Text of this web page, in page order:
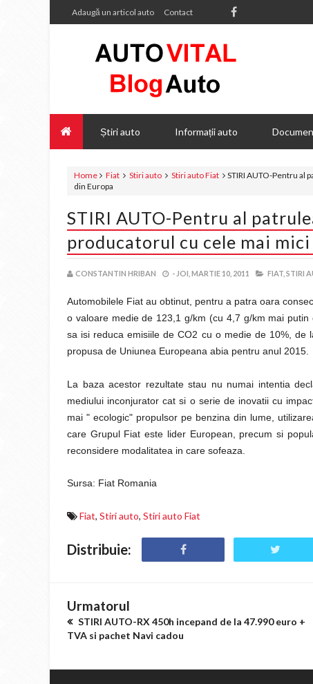
Adaugă un articol auto Contact
Știri auto Informații auto
Home Fiat Stiri auto Stiri auto Fiat
STIRI AUTO-Pentru al
din Europa
STIRI AUTO-Pentru al
producatorul cu cele mai
CONSTANTIN HRIBAN - JOI, MARTIE 10, 2011 FIAT, STIRI
Automobilele Fiat au obtinut, pentru a patra oara
o valoare medie de 123,1 g/km (cu 4,7 g/km mai
sa isi reduca emisiile de CO2 cu o medie de 10%,
propusa de Uniunea Europeana abia pentru anul 2015.
La baza acestor rezultate stau nu numai intentia
mediului inconjurator cat si o serie de inovatii cu
mai " ecologic" propulsor pe benzina din lume,
care Grupul Fiat este lider European, precum si
reconsidere modalitatea in care sofeaza.
Sursa: Fiat Romania
Fiat, Stiri auto, Stiri auto Fiat
Distribuie:
Urmatorul
STIRI AUTO-RX 450h incepand de la 47.990 euro +
TVA si pachet Navi cadou